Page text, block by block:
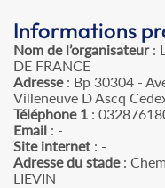
Informations
Nom de l’organisateur:
DE FRANCE
Adresse: Bp 30304 -
Villeneuve D Ascq
Téléphone 1 :
Email : -
Site internet : -
Adresse du stade:
LIEVIN